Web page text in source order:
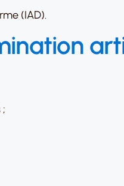
(IAD).